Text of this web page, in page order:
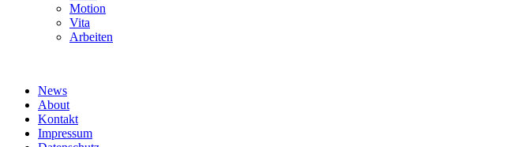
Motion
Vita
Arbeiten
News
About
Kontakt
Impressum